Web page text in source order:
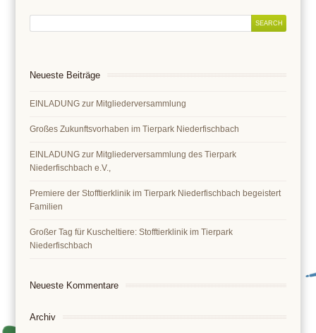
Neueste Beiträge
EINLADUNG zur Mitgliederversammlung
Großes Zukunftsvorhaben im Tierpark Niederfischbach
EINLADUNG zur Mitgliederversammlung des Tierpark
Niederfischbach e.V.,
Premiere der Stofftierklinik im Tierpark Niederfischbach begeistert
Familien
Großer Tag für Kuscheltiere: Stofftierklinik im Tierpark
Niederfischbach
Neueste Kommentare
Archiv